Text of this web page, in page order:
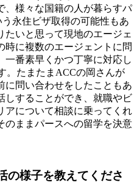
、様々な国籍の人が暮らすパ
永住ビザ取得の可能性もあ
たいと思って現地のエージェ
時に複数のエージェントに問
一番素早くかつ丁寧に対応し
。たまたまACCの岡さんが
に問い合わせをしたこともあ
しすることができ、就職やビ
アについて相談に乗ってくれ
のままパースへの留学を決意
の様子を教えてくださ